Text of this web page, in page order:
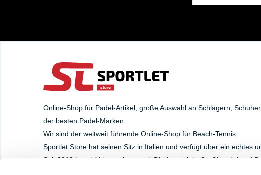
Online-Shop für Padel-Artikel, große Auswahl an Schlägern,
der besten Padel-Marken.
Wir sind der weltweit führende Online-Shop für Beach-Tennis.
Sportlet Store hat seinen Sitz in Italien und verfügt über ein echtes
Seit 2013 beschäftigen wir uns mit Direktvertrieb, Großhandel und